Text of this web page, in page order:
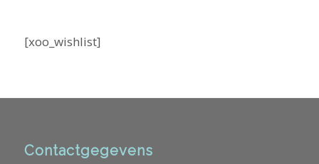
[xoo_wishlist]
Contactgegevens